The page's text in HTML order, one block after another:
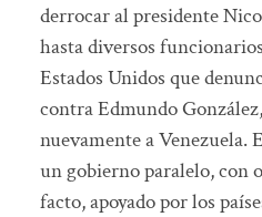
derrocar al presidente
hasta diversos
Estados Unidos que
contra Edmundo
nuevamente a Venezuela.
un gobierno paralelo, con
facto, apoyado por los